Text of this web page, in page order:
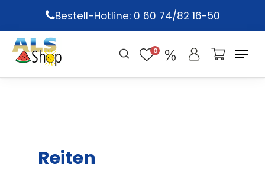
main
content
Bestell-Hotline: 0 60 74/82 16-50
0
Reiten